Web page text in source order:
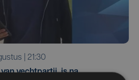
| 21:30
vechtpartij, is na